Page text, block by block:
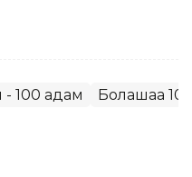
100 қадам Болашаққа